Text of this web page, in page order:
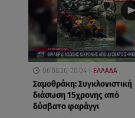
06.08.26, 20:04 ΕΛΛΑΔΑ
Σαμοθράκη: Συγκλονιστική
διάσωση 15χρονης από
δύσβατο φαράγγι